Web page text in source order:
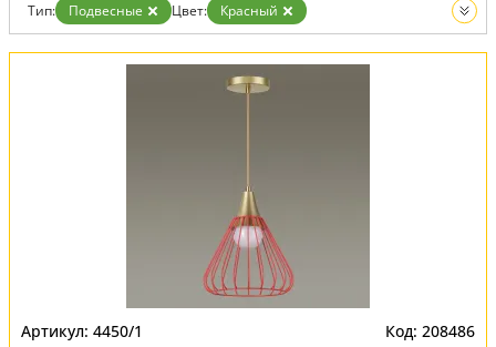
Тип: Подвесные Цвет:
Красный
Вид:
Светильники
4450/1 208486